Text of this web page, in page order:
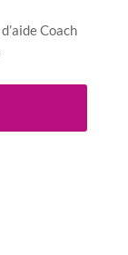
Coach